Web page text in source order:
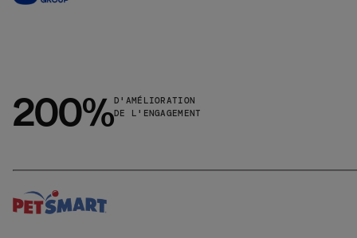
200%D'AMÉLIORATION
DE L'ENGAGEMENT